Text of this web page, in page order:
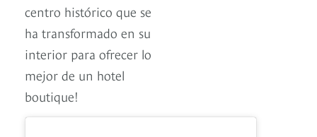
centro histórico que se
ha transformado en su
interior para ofrecer lo
mejor de un hotel
boutique!